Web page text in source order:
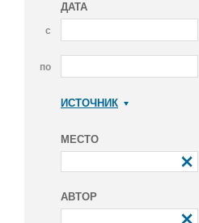
ДАТА
с
по
ИСТОЧНИК
МЕСТО
АВТОР